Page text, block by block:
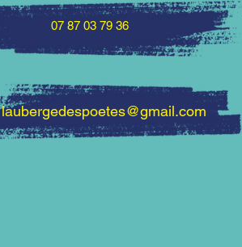
07 87 03 79 36
laubergedespoetes@gmail.com